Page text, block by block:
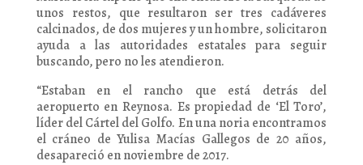
unos restos, que resultaron ser tres cadáveres
calcinados, de dos mujeres y un hombre, solicitaron
ayuda a las autoridades estatales para seguir
buscando, pero no les atendieron.
“Estaban en el rancho que está detrás del
aeropuerto en Reynosa. Es propiedad de ‘El Toro’,
líder del Cártel del Golfo. En una noria encontramos
el cráneo de Yulisa Macías Gallegos de 20 años,
desapareció en noviembre de 2017.